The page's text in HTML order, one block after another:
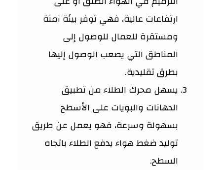
ارتفاعات عالية، فهي توفر بيئة آمنة
ومستقرة للعمال للوصول إلى
المناطق التي يصعب الوصول إليها
بطرق تقليدية.
يسهل محرك الطلاء من تطبيق
الدهانات والبويات على الأسطح
بسهولة وسرعة، فهو يعمل عن طريق
توليد ضغط هواء يدفع الطلاء باتجاه
السطح.